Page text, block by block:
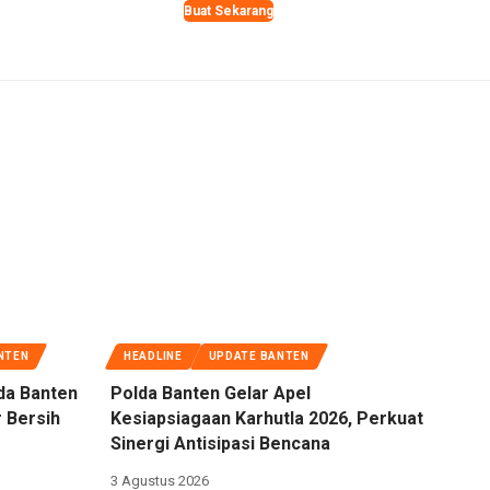
Buat Sekarang
Banten
Bersih
HEADLINE UPDATE BANTEN
Polda Banten Gelar Apel
Kesiapsiagaan Karhutla 2026, Perkuat
Sinergi Antisipasi Bencana
3 Agustus 2026